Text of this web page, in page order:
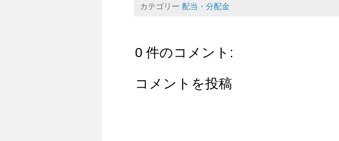
カテゴリー 配当・分配金
0 件のコメント:
コメントを投稿